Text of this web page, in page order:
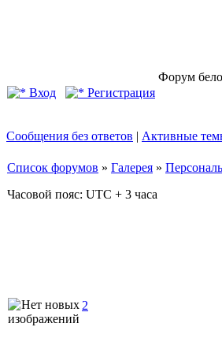
Форум
Вход
Регистрация
Сообщения без ответов | Активные
Список форумов » Галерея »
Часовой пояс: UTC + 3 часа
2